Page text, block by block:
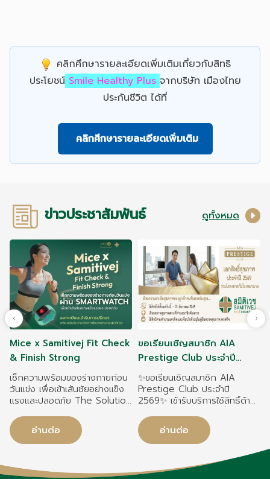
คลิกศึกษารายละเอียดเพิ่มเติมเกี่ยวกับสิทธิ
ประโยชน์ Smile Healthy Plus จากบริษัท เมืองไทย
ประกันชีวิต ได้ที่
คลิกศึกษารายละเอียดเพิ่มเติม
ข่าวประชาสัมพันธ์ ดูทั้งหมด
Mice x Samitivej Fit Check
& Finish Strong
เช็กความพร้อมของร่างกายก่อน
วันแข่ง เพื่อเข้าเส้นชัยอย่างแข็ง
แรงและปลอดภัย The Solution
เปลี่ยนข้อมูลบนข้อมือ ให้เป็นแผน
ดูแลสุขภาพโดยแพทย์จาก
สมิติเวช เพราะสมิติเวช “ไม่อยาก
Marathon เปิดตัวแคมเปญ
อ่านต่อ
ขอเรียนเชิญสมาชิก AIA
Prestige Club ประจำปี
2569เข้ารับบริการสุขภาพกับ
ทีมแพทย์ผู้เชี่ยวชาญโดย โรง
พยาบาลสมิติเวชชลบุรี
✨ขอเรียนเชิญสมาชิก AIA
Prestige Club ประจำปี
2569✨ เข้ารับบริการใช้สิทธิ์ด้าน
สุขภาพ กับทีมแพทย์ผู้เชี่ยวชาญ
ดูแลคุณแบบครบวงจร ด้วย
โปรแกรมตรวจสุขภาพและวัคซีน
ที่ครอบคลุมทุกความต้องการ
พร้อมมาตรฐานการรักษาที่ใส่ใจใน
ทุกรายละเอียด
อ่านต่อ